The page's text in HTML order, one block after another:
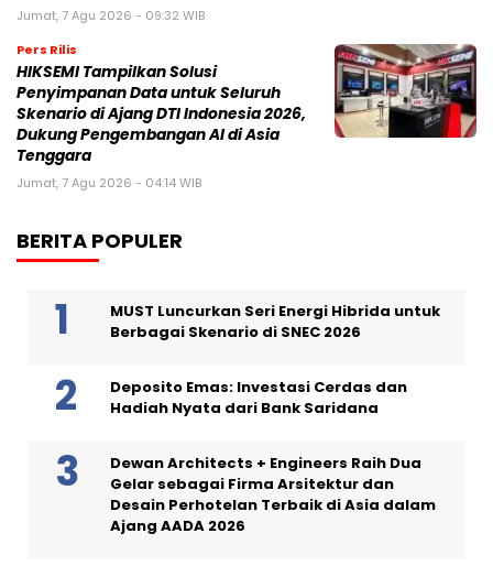
Jumat, 7 Agu 2026 - 09:32 WIB
Pers Rilis
HIKSEMI Tampilkan Solusi
Penyimpanan Data untuk Seluruh
Skenario di Ajang DTI Indonesia 2026,
Dukung Pengembangan AI di Asia
Tenggara
Jumat, 7 Agu 2026 - 04:14 WIB
BERITA POPULER
MUST Luncurkan Seri Energi Hibrida untuk
Berbagai Skenario di SNEC 2026
Deposito Emas: Investasi Cerdas dan
Hadiah Nyata dari Bank Saridana
Dewan Architects + Engineers Raih Dua
Gelar sebagai Firma Arsitektur dan
Desain Perhotelan Terbaik di Asia dalam
Ajang AADA 2026